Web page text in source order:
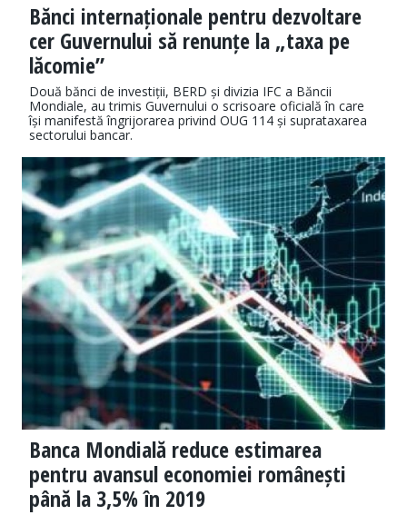
Bănci internaționale pentru dezvoltare
cer Guvernului să renunțe la „taxa pe
lăcomie”
Două bănci de investiții, BERD și divizia IFC a Băncii
Mondiale, au trimis Guvernului o scrisoare oficială în care
își manifestă îngrijorarea privind OUG 114 și suprataxarea
sectorului bancar.
Banca Mondială reduce estimarea
pentru avansul economiei românești
până la 3,5% în 2019